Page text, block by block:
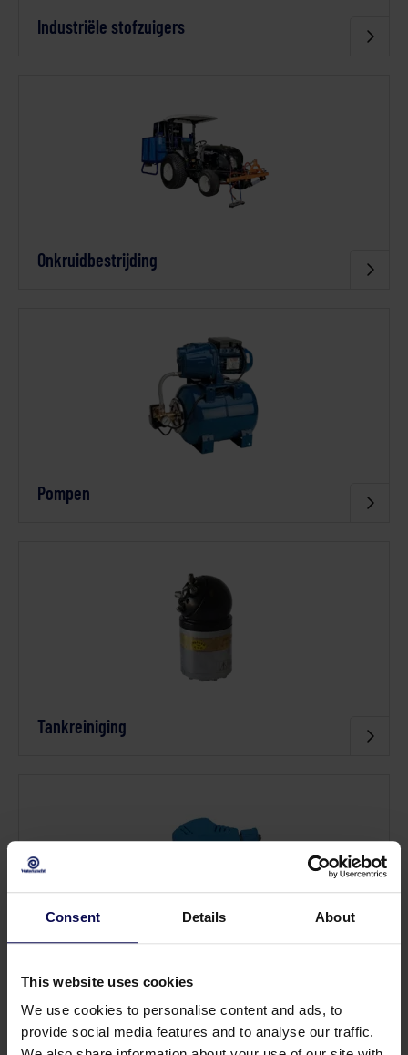
Consent Details About
This website uses cookies
We use cookies to personalise content and ads, to
provide social media features and to analyse our traffic.
Industriële stofzuigers
Onkruidbestrijding
Pompen
Tankreiniging